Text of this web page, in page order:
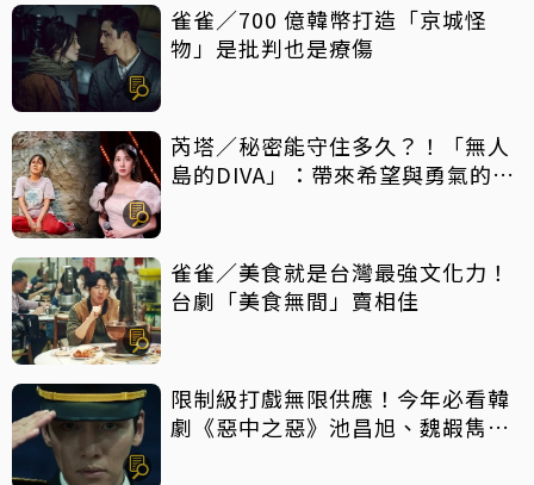
雀雀／700 億韓幣打造「京城怪
物」是批判也是療傷
芮塔／秘密能守住多久？！「無人
島的DIVA」：帶來希望與勇氣的反
雀雀／美食就是台灣最強文化力！
台劇「美食無間」賣相佳
限制級打戲無限供應！今年必看韓
劇《惡中之惡》池昌旭、魏嘏雋打